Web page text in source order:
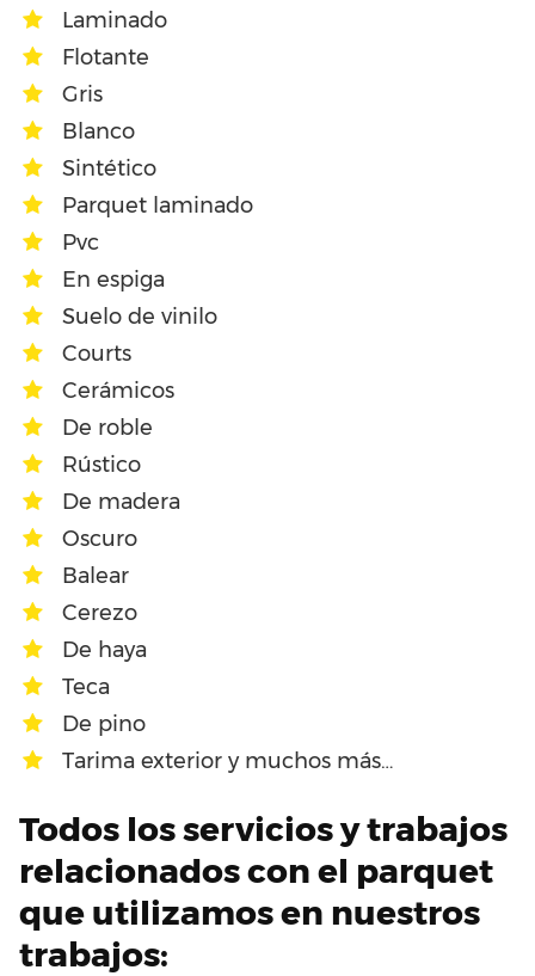
Laminado
Flotante
Gris
Blanco
Sintético
Parquet laminado
Pvc
En espiga
Suelo de vinilo
Courts
Cerámicos
De roble
Rústico
De madera
Oscuro
Balear
Cerezo
De haya
Teca
De pino
Tarima exterior y muchos más…
Todos los servicios y trabajos
relacionados con el parquet
que utilizamos en nuestros
trabajos: